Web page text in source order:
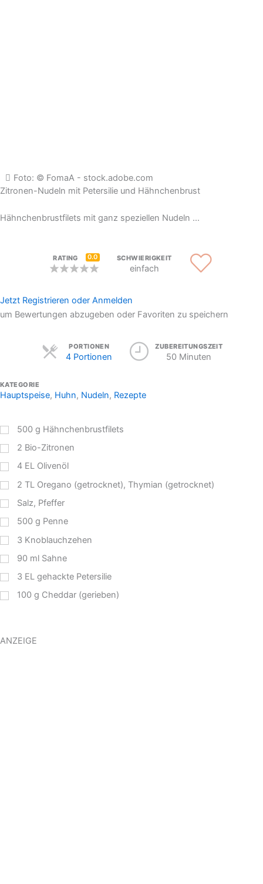
Foto: © FomaA - stock.adobe.com
Zitronen-Nudeln mit Petersilie und Hähnchenbrust
Hähnchenbrustfilets mit ganz speziellen Nudeln ...
RATING 0.0 SCHWIERIGKEIT
einfach
Jetzt Registrieren oder Anmelden
um Bewertungen abzugeben oder Favoriten zu speichern
PORTIONEN
4 Portionen
Servings ZUBEREITUNGSZEIT
50 Minuten
KATEGORIE
Hauptspeise, Huhn, Nudeln, Rezepte
500 g Hähnchenbrustfilets
2 Bio-Zitronen
4 EL Olivenöl
2 TL Oregano (getrocknet), Thymian (getrocknet)
Salz, Pfeffer
500 g Penne
3 Knoblauchzehen
90 ml Sahne
3 EL gehackte Petersilie
100 g Cheddar (gerieben)
ANZEIGE